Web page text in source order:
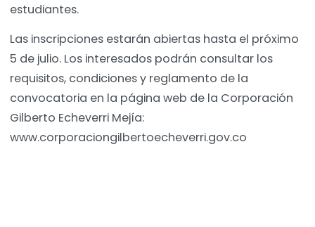
estudiantes.
Las inscripciones estarán abiertas hasta el próximo
5 de julio. Los interesados podrán consultar los
requisitos, condiciones y reglamento de la
convocatoria en la página web de la Corporación
Gilberto Echeverri Mejía:
www.corporaciongilbertoecheverri.gov.co